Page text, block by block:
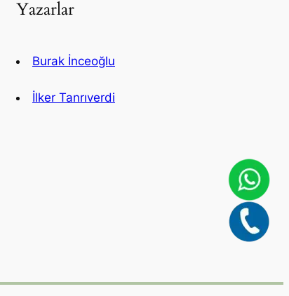
Yazarlar
Burak İnceoğlu
İlker Tanrıverdi